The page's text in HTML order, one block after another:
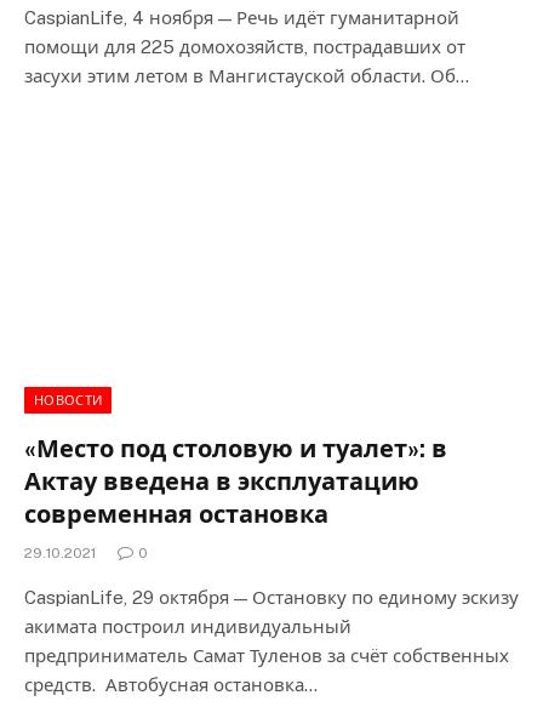
CaspianLife, 4 ноября — Речь идёт гуманитарной
помощи для 225 домохозяйств, пострадавших от
засухи этим летом в Мангистауской области. Об…
НОВОСТИ
«Место под столовую и туалет»: в
Актау введена в эксплуатацию
современная остановка
29.10.2021 0
CaspianLife, 29 октября — Остановку по единому эскизу
акимата построил индивидуальный
предприниматель Самат Туленов за счёт собственных
средств. Автобусная остановка…